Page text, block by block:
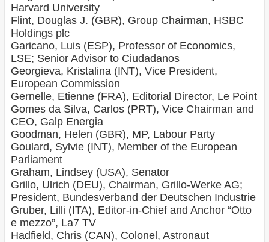
Harvard University
Flint, Douglas J. (GBR), Group Chairman, HSBC
Holdings plc
Garicano, Luis (ESP), Professor of Economics,
LSE; Senior Advisor to Ciudadanos
Georgieva, Kristalina (INT), Vice President,
European Commission
Gernelle, Etienne (FRA), Editorial Director, Le Point
Gomes da Silva, Carlos (PRT), Vice Chairman and
CEO, Galp Energia
Goodman, Helen (GBR), MP, Labour Party
Goulard, Sylvie (INT), Member of the European
Parliament
Graham, Lindsey (USA), Senator
Grillo, Ulrich (DEU), Chairman, Grillo-Werke AG;
President, Bundesverband der Deutschen Industrie
Gruber, Lilli (ITA), Editor-in-Chief and Anchor “Otto
e mezzo”, La7 TV
Hadfield, Chris (CAN), Colonel, Astronaut